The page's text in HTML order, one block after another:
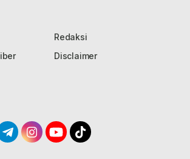
Redaksi
Disclaimer